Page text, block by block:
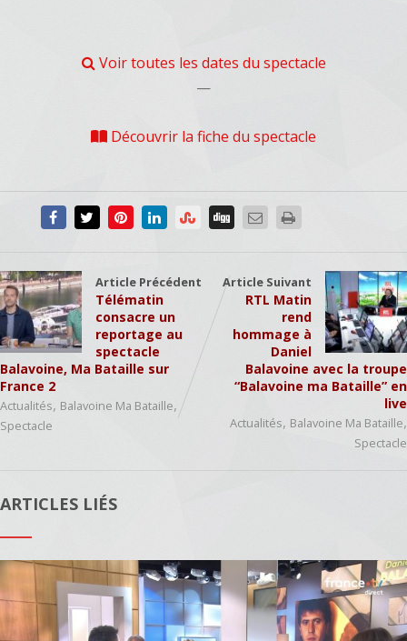
Voir toutes les dates du spectacle
—
Découvrir la fiche du spectacle
Article Précédent
Télématin
consacre un
reportage au
spectacle
Balavoine, Ma Bataille sur
France 2
Actualités, Balavoine Ma Bataille,
Spectacle
Article Suivant
RTL Matin
rend
hommage à
Daniel
Balavoine avec la troupe
“Balavoine ma Bataille” en
live
Actualités, Balavoine Ma Bataille,
Spectacle
ARTICLES LIÉS